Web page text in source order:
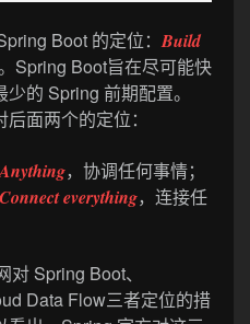
Boot 的定位：Build
Spring Boot旨在尽可能快
的 Spring 前期配置。
面两个的定位：
，协调任何事情；
Connect everything，连接任
Spring Boot、
Data Flow三者定位的措